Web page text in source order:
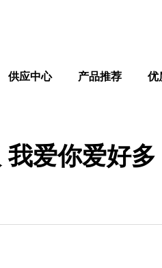
供应中心 产品推荐 优
爱你爱好多